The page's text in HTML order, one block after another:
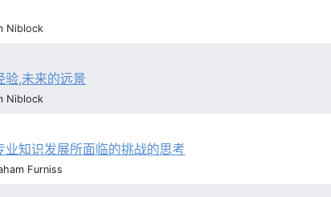
Niblock
验,未来的远景
Niblock
业知识发展所面临的挑战的思考
Furniss